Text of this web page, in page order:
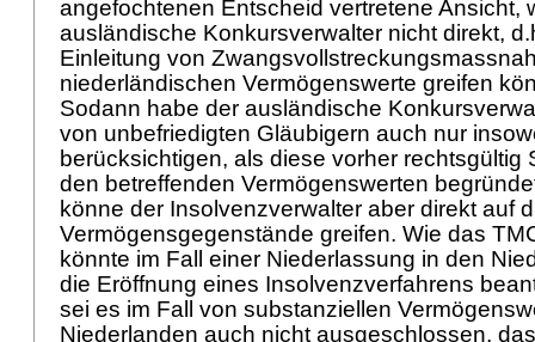
angefochtenen Entscheid vertretene Ansicht,
ausländische Konkursverwalter nicht direkt,
Einleitung von
niederländischen Vermögenswerte greifen
Sodann habe der ausländische
von unbefriedigten Gläubigern auch nur
berücksichtigen, als diese vorher rechtsgültig
den betreffenden Vermögenswerten
könne der Insolvenzverwalter aber direkt auf
Vermögensgegenstände greifen. Wie das
könnte im Fall einer Niederlassung in den
die Eröffnung eines Insolvenzverfahrens
sei es im Fall von substanziellen
Niederlanden auch nicht ausgeschlossen,